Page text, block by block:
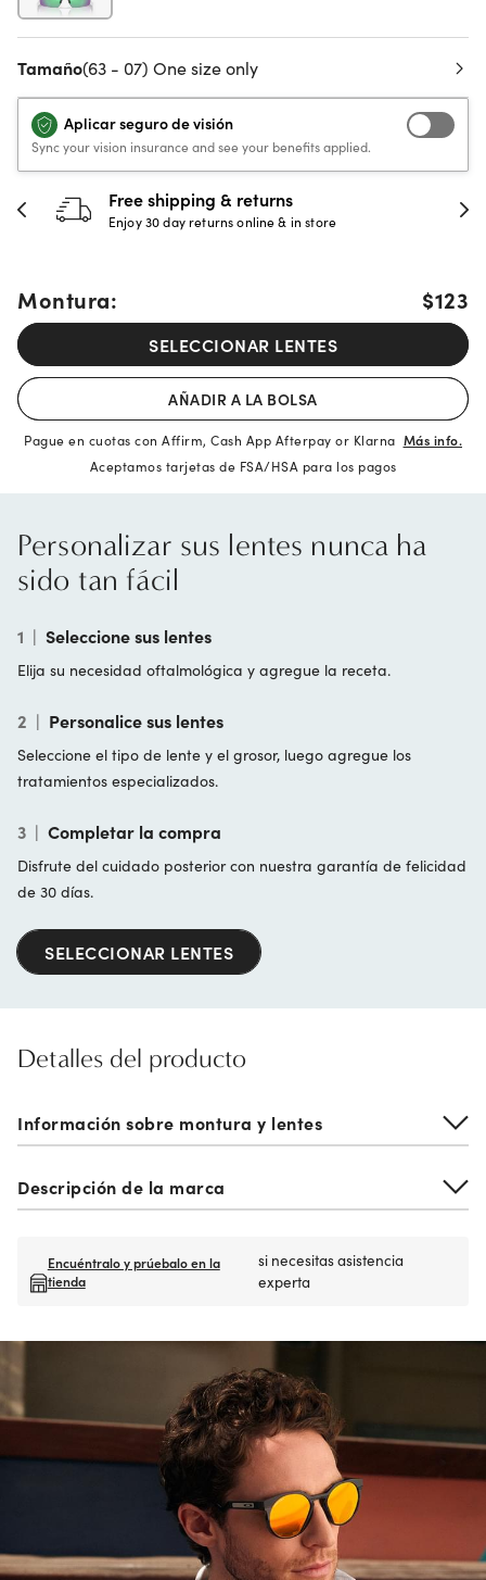
Tamaño(63 - 07) One size only
Aplicar seguro de visión
Sync your vision insurance and see your benefits applied.
30-day happiness guarantee
Full refund or replacement within 30 days
Montura: $123
SELECCIONAR LENTES
AÑADIR A LA BOLSA
Pague en cuotas con Affirm, Cash App Afterpay or Klarna Más info.
Aceptamos tarjetas de FSA/HSA para los pagos
Personalizar sus lentes nunca ha
sido tan fácil
1 | Seleccione sus lentes
Elija su necesidad oftalmológica y agregue la receta.
2 | Personalice sus lentes
Seleccione el tipo de lente y el grosor, luego agregue los
tratamientos especializados.
3 | Completar la compra
Disfrute del cuidado posterior con nuestra garantía de felicidad
de 30 días.
SELECCIONAR LENTES
Detalles del producto
Información sobre montura y lentes
Descripción de la marca
Encuéntralo y prúebalo en la
tienda
si necesitas asistencia
experta